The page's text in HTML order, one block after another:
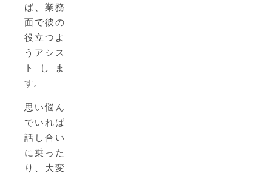
ば、業務
面で彼の
役立つよ
うアシス
トしま
す。
思い悩ん
でいれば
話し合い
に乗った
り、大変